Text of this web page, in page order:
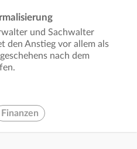
und Sachwalter
den Anstieg vor allem als
nach dem
Finanzen